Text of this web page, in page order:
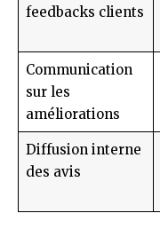
feedbacks clients
Communication
sur les
améliorations
Diffusion interne
des avis